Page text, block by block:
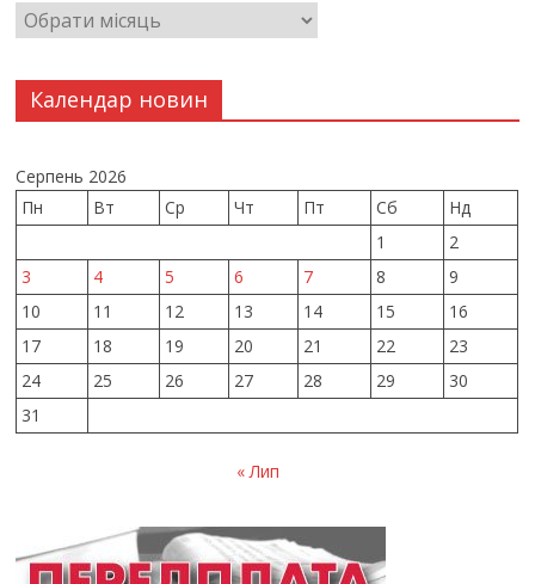
Календар новин
Серпень 2026
Пн
Вт Ср Чт Пт Сб
Нд
1
2
3
4 5 6 7 8
9
10
11 12 13 14 15
16
17
18 19 20 21 22
23
24
25 26 27 28 29
30
31
« Лип